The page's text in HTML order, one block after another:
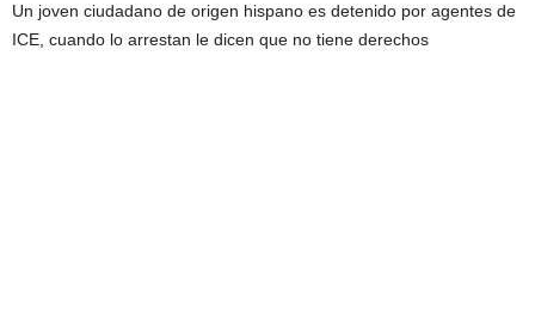
Un joven ciudadano de origen hispano es detenido por agentes de
ICE, cuando lo arrestan le dicen que no tiene derechos